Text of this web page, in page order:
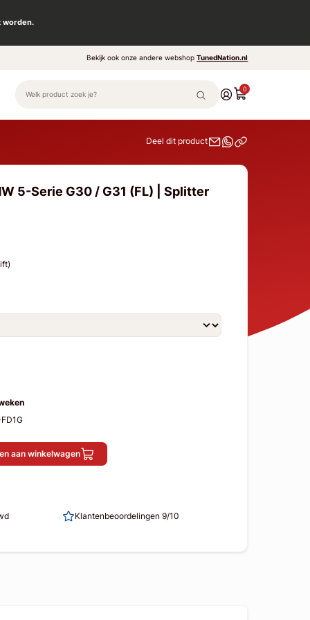
worden.
Bekijk ook onze andere webshopTunedNation.nl
0
Deel dit product
5-Serie G30 / G31 (FL) | Splitter
aan winkelwagen
Klantenbeoordelingen 9/10